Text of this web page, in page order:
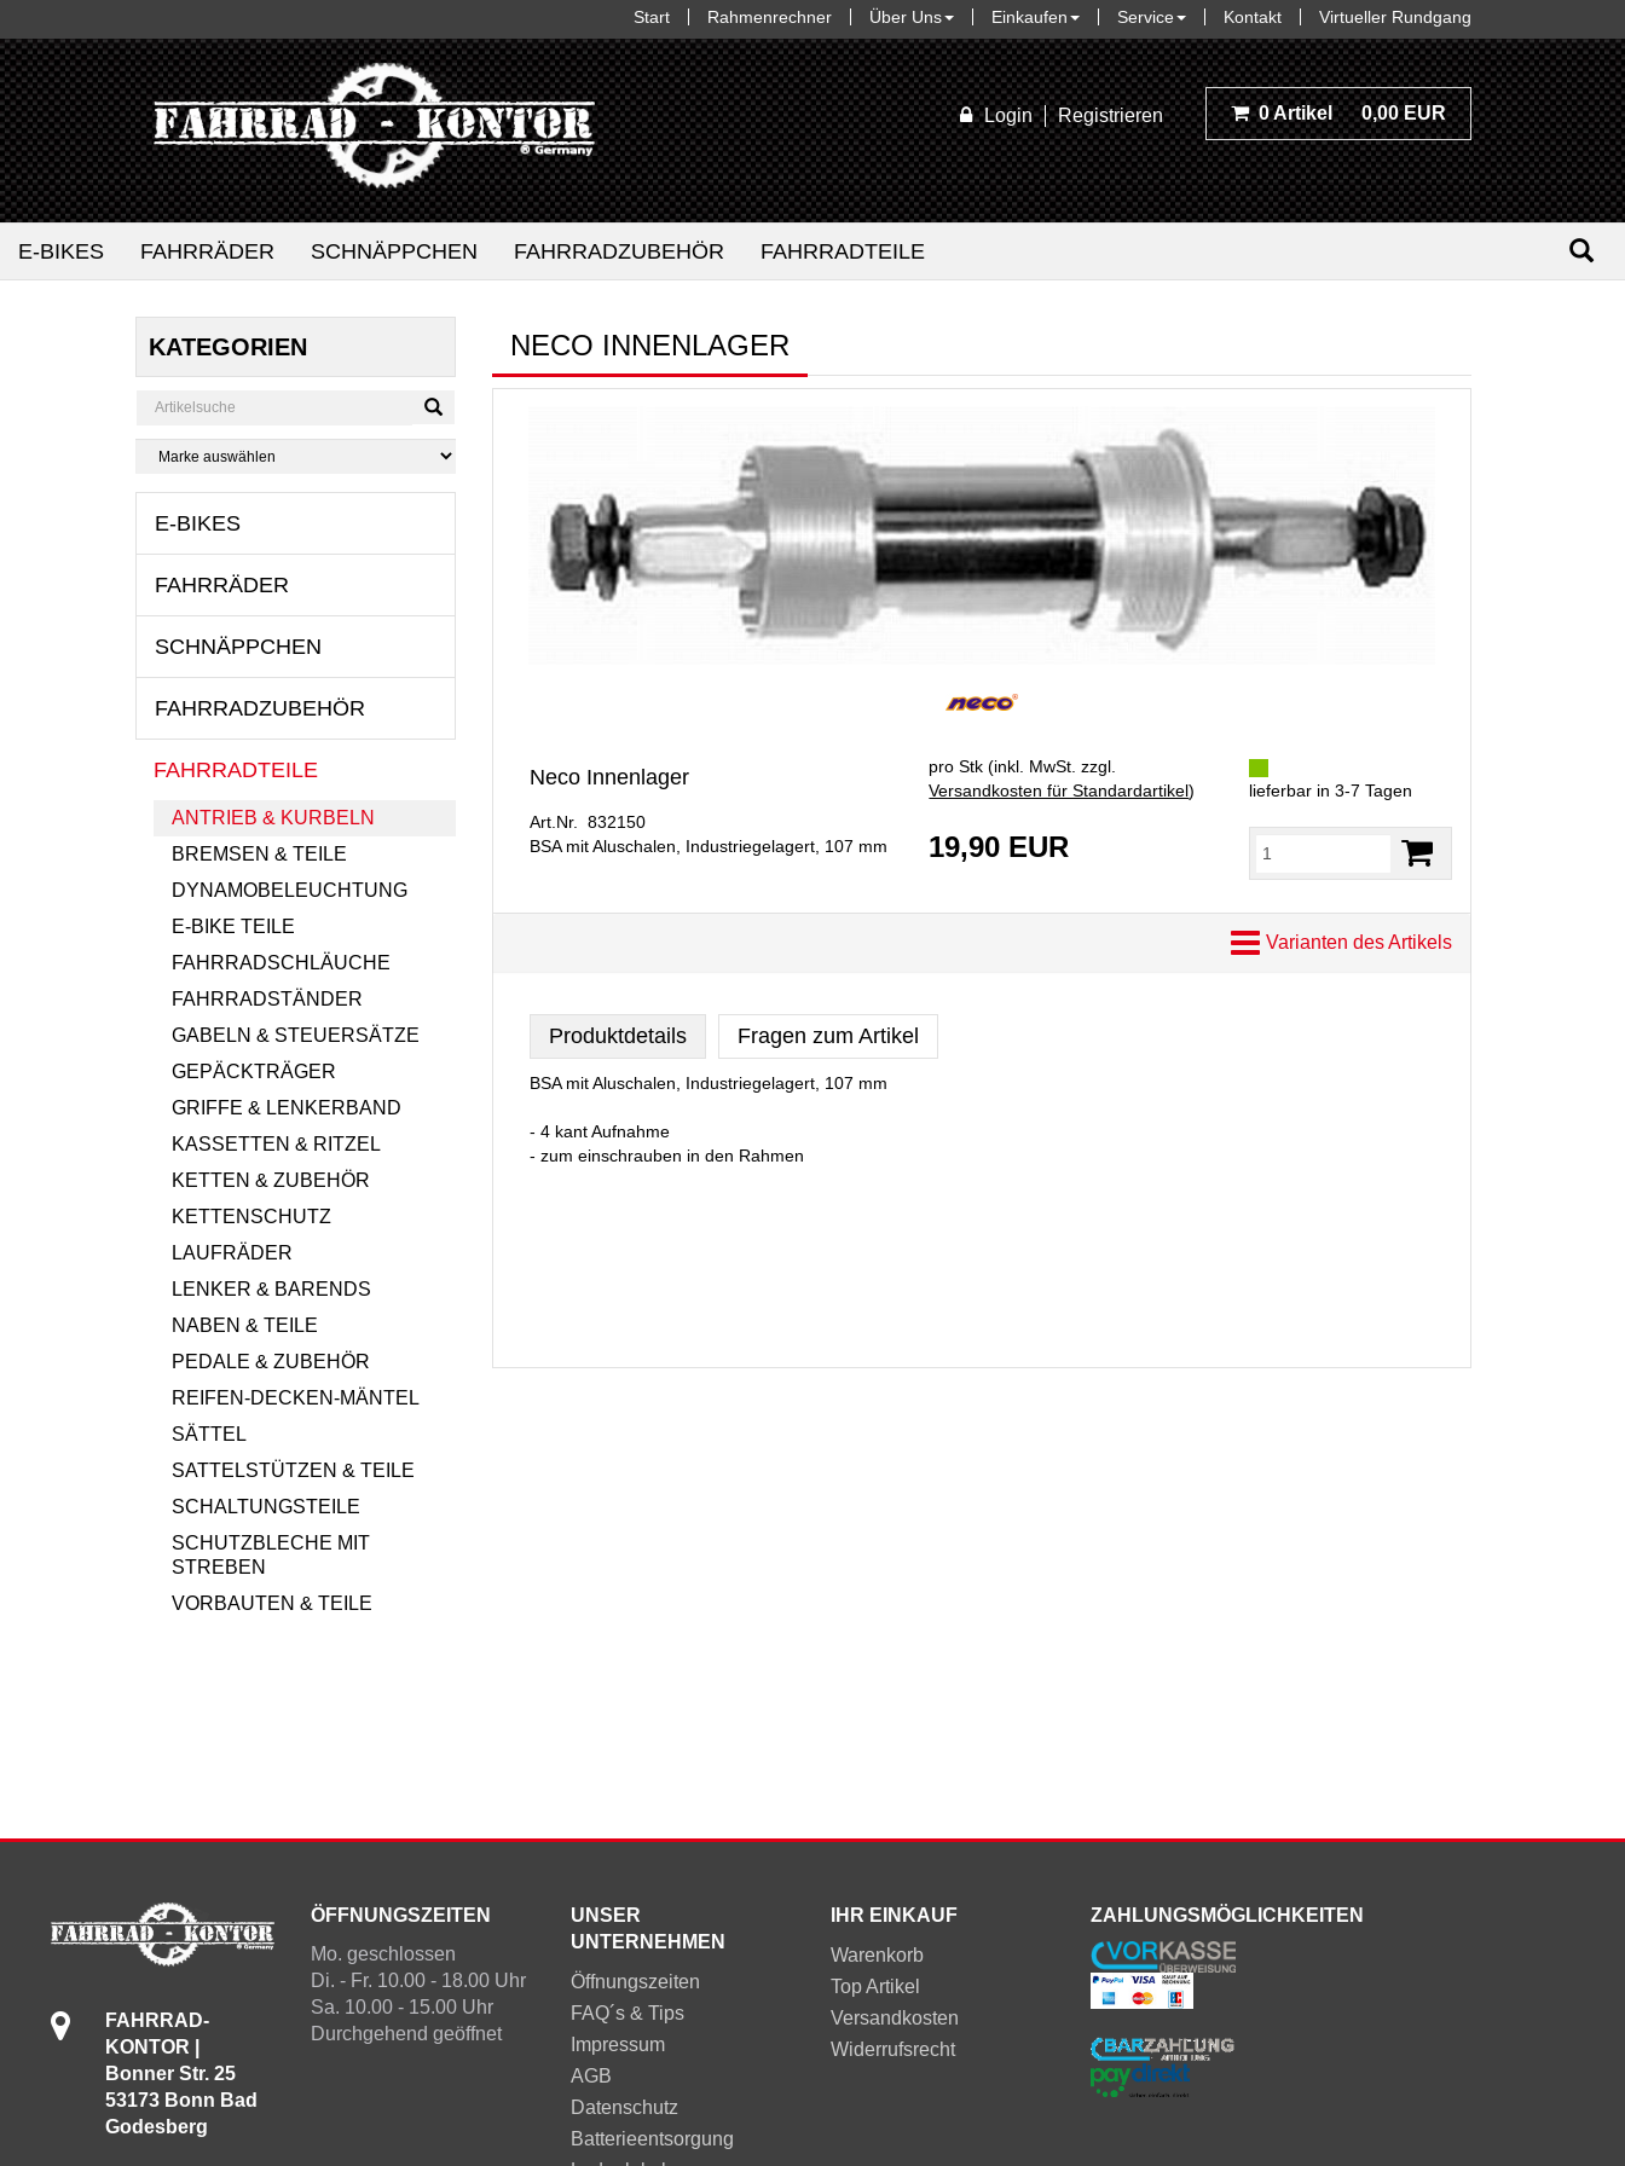
Start Rahmenrechner Über Uns Einkaufen Service Kontakt Virtueller Rundgang
Login Registrieren 0 Artikel 0,00 EUR
E-BIKES FAHRRÄDER SCHNÄPPCHEN FAHRRADZUBEHÖR FAHRRADTEILE
KATEGORIEN
E-BIKES
FAHRRÄDER
SCHNÄPPCHEN
FAHRRADZUBEHÖR
FAHRRADTEILE
ANTRIEB & KURBELN
BREMSEN & TEILE
DYNAMOBELEUCHTUNG
E-BIKE TEILE
FAHRRADSCHLÄUCHE
FAHRRADSTÄNDER
GABELN & STEUERSÄTZE
GEPÄCKTRÄGER
GRIFFE & LENKERBAND
KASSETTEN & RITZEL
KETTEN & ZUBEHÖR
KETTENSCHUTZ
LAUFRÄDER
LENKER & BARENDS
NABEN & TEILE
PEDALE & ZUBEHÖR
REIFEN-DECKEN-MÄNTEL
SÄTTEL
SATTELSTÜTZEN & TEILE
SCHALTUNGSTEILE
SCHUTZBLECHE MIT
STREBEN
VORBAUTEN & TEILE
NECO INNENLAGER
Neco Innenlager
Art.Nr. 832150
BSA mit Aluschalen, Industriegelagert, 107 mm
pro Stk (inkl. MwSt. zzgl.
Versandkosten für Standardartikel)
19,90 EUR
lieferbar in 3-7 Tagen
Varianten des Artikels
Produktdetails Fragen zum Artikel
BSA mit Aluschalen, Industriegelagert, 107 mm
- 4 kant Aufnahme
- zum einschrauben in den Rahmen
FAHRRAD-
KONTOR |
Bonner Str. 25
53173 Bonn Bad
Godesberg
ÖFFNUNGSZEITEN
Mo. geschlossen
Di. - Fr. 10.00 - 18.00 Uhr
Sa. 10.00 - 15.00 Uhr
Durchgehend geöffnet
UNSER
UNTERNEHMEN
Öffnungszeiten
FAQ´s & Tips
Impressum
AGB
Datenschutz
Batterieentsorgung
IHR EINKAUF
Warenkorb
Top Artikel
Versandkosten
Widerrufsrecht
ZAHLUNGSMÖGLICHKEITEN